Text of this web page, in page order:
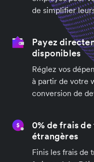
de simplifier
Payez
disponibles
Réglez vos
à partir de votre
conversion de
0% de frais
étrangères
Finis les frais de